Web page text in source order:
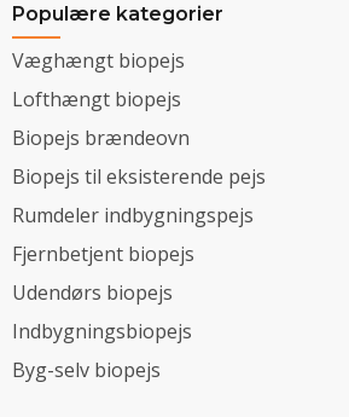
Populære kategorier
Væghængt biopejs
Lofthængt biopejs
Biopejs brændeovn
Biopejs til eksisterende pejs
Rumdeler indbygningspejs
Fjernbetjent biopejs
Udendørs biopejs
Indbygningsbiopejs
Byg-selv biopejs